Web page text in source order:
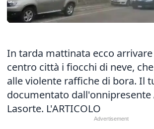
In tarda mattinata ecco
centro città i fiocchi di neve,
alle violente raffiche di bora. Il
documentato dall'onnipresente
Lasorte. L'ARTICOLO